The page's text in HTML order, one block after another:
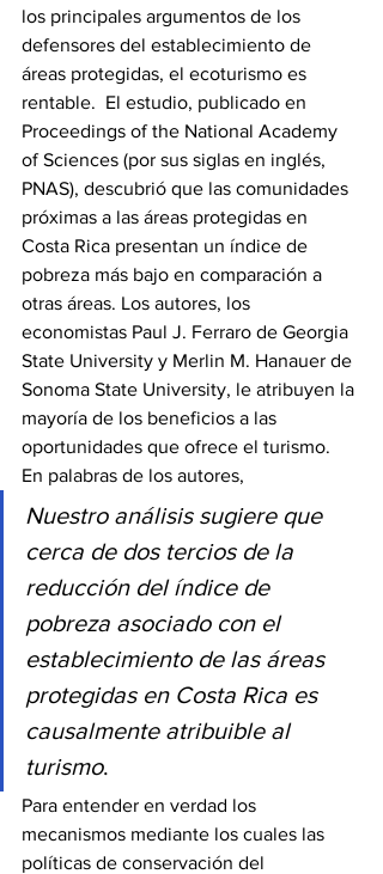
los principales argumentos de los
defensores del establecimiento de
áreas protegidas, el ecoturismo es
rentable.  El estudio, publicado en
Proceedings of the National Academy
of Sciences (por sus siglas en inglés,
PNAS), descubrió que las comunidades
próximas a las áreas protegidas en
Costa Rica presentan un índice de
pobreza más bajo en comparación a
otras áreas. Los autores, los
economistas Paul J. Ferraro de Georgia
State University y Merlin M. Hanauer de
Sonoma State University, le atribuyen la
mayoría de los beneficios a las
oportunidades que ofrece el turismo.
En palabras de los autores,
Nuestro análisis sugiere que
cerca de dos tercios de la
reducción del índice de
pobreza asociado con el
establecimiento de las áreas
protegidas en Costa Rica es
causalmente atribuible al
turismo.
Para entender en verdad los
mecanismos mediante los cuales las
políticas de conservación del